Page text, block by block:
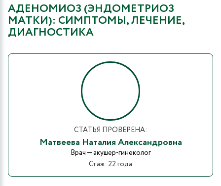
АДЕНОМИОЗ (ЭНДОМЕТРИОЗ
МАТКИ): СИМПТОМЫ, ЛЕЧЕНИЕ,
ДИАГНОСТИКА
СТАТЬЯ ПРОВЕРЕНА:
Матвеева Наталия Александровна
Врач — акушер-гинеколог
Стаж: 22 года